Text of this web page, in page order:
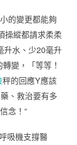
的變更都能夠
操縱都請求柔柔
升水、少20毫升
轉變，「等等！
秤的回應Y應該
、救治要有多
念！”
吸機支撐醫